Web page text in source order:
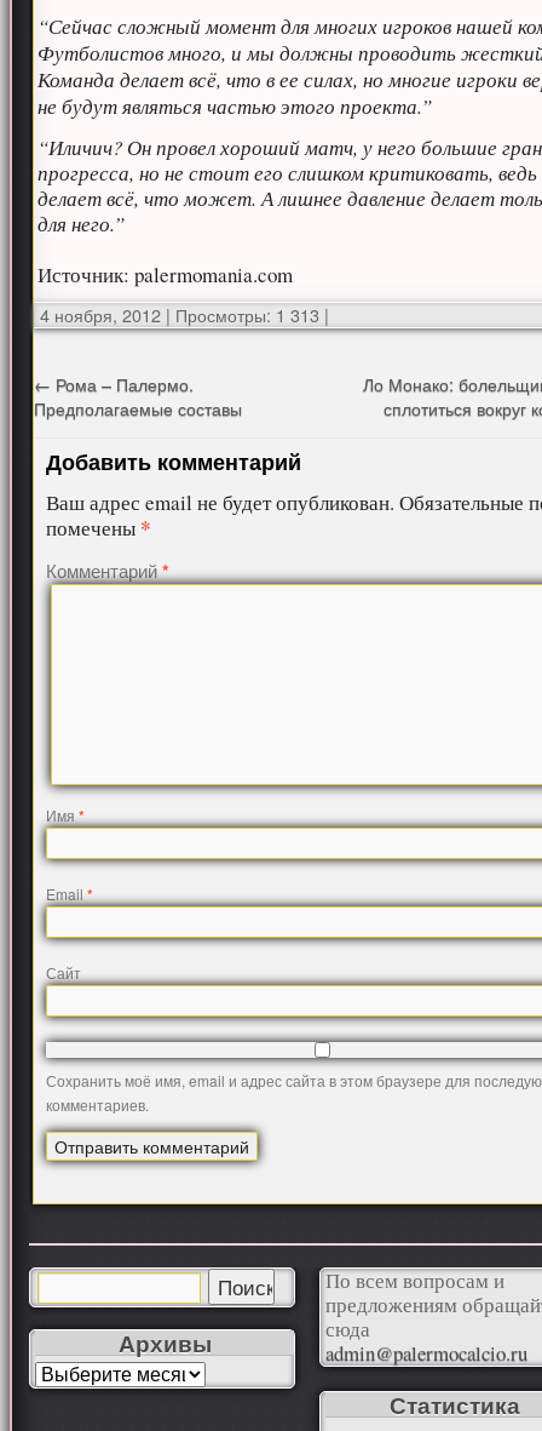
“Сейчас сложный момент для многих игроков нашей
Футболистов много, и мы должны проводить
Команда делает всё, что в ее силах, но многие игроки
не будут являться частью этого проекта.”
“Иличич? Он провел хороший матч, у него большие
прогресса, но не стоит его слишком критиковать, ведь
делает всё, что может. А лишнее давление делает
для него.”
Источник: palermomania.com
4 ноября, 2012 | Просмотры: 1 313 |
← Рома – Палермо.
Предполагаемые составы
Ло Монако:
сплотиться вокруг
Добавить комментарий
Ваш адрес email не будет опубликован. Обязательные
помечены *
Комментарий*
Имя*
Email*
Сайт
Сохранить моё имя, email и адрес сайта в этом браузере для
комментариев.
Архивы
По всем вопросам и
предложениям
сюда
admin@palermocalcio.ru
Статистика